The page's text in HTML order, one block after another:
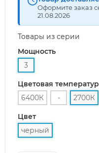
Оформите заказ
21.08.2026
Товары из серии
Мощность
3
Цветовая
6400К
- 2700К
Цвет
черный